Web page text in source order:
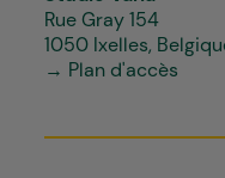
Rue Gray 154
1050 Ixelles,
→ Plan d'accès